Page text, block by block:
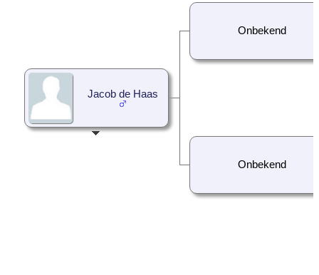
Jacob de Haas
Onbekend
Onbekend